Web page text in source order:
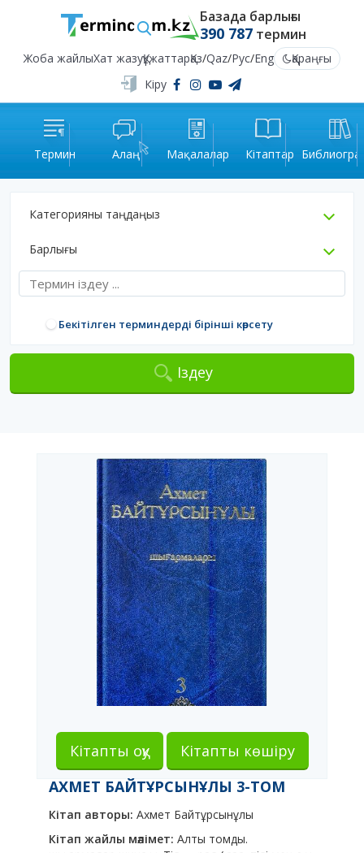
Базада барлығы
390 787термин
Жоба жайлыХат жазуҚұжаттарҚаз/Qaz/Рус/Eng
Қараңғы
Кіру
Термин Алаң Мақалалар Кітаптар
Категорияны таңдаңыз
Барлығы
Бекітілген терминдерді бірінші көрсету
Іздеу
Кітапты оқу
Кітапты көшіру
АХМЕТ БАЙТҰРСЫНҰЛЫ 3-ТОМ
Кітап авторы: Ахмет Байтұрсынұлы
Кітап жайлы мәлімет: Алты томды.